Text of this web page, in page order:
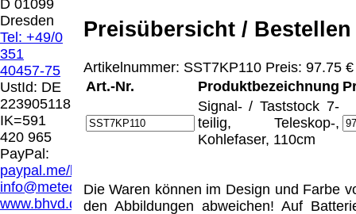
D 01099
Dresden
Tel: +49/0
351
40457-75
UstId: DE
223905118
IK=591
420 965
PayPal:
paypal.me/blindenhilfsmittel
info@meteor.vision
www.bhvd.de
Preisübersicht / Bestellen
Artikelnummer: SST7KP110 Preis: 97.75 €
Art.-Nr.
Produktbezeichnung
Signal- / Taststock 7-
teilig, Teleskop-,
Kohlefaser, 110cm
Die Waren können im Design und Farbe
den Abbildungen abweichen! Auf
Warenzeichen sind Eigentum der jeweiligen
Firmen. Preisänderungen, Irrtümer und
technische Änderungen vorbehalten.
letzte Änderung: 18. Dezember 2025 Blinden
Hilfsmittel Vertrieb Dresden,
Mit einem Urteil vom 12.05.1998 - 312 O
85/98 - Haftung für Links hat das Landgericht
Hamburg entschieden, dass man durch die
Anbringung eines Links, die Inhalte der
gelinkten Seite ggf. mit zu verantworten hat.
Dieses kann nur dadurch verhindert werden,